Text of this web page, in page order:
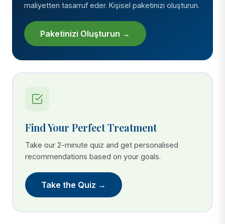
maliyetten tasarruf eder. Kişisel paketinizi oluşturun.
Paketinizi Oluşturun →
Find Your Perfect Treatment
Take our 2-minute quiz and get personalised
recommendations based on your goals.
Take the Quiz →